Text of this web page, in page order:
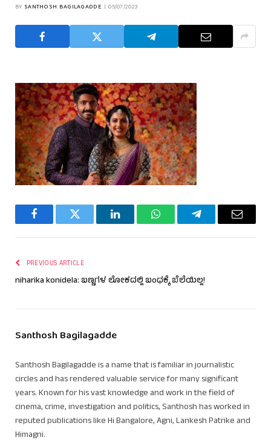
BY SANTHOSH BAGILAGADDE 05/07/2023
FacebookTwitter LinkedInWhatsAppTelegramEmail
PREVIOUS ARTICLE
niharika konidela: ಬಣ್ಣಗಳ ಲೋಕದಲ್ಲಿ ಬಂಧಕ್ಕೆ ಬೆಲೆಯಿಲ್ಲ!
Santhosh Bagilagadde
Santhosh Bagilagadde is a name that is familiar in journalistic
circles and has rendered valuable service for many significant
years. Known for his vast knowledge and work in the field of
cinema, crime, investigation and politics, Santhosh has worked in
reputed publications like Hi Bangalore, Agni, Lankesh Patrike and
Himagni.